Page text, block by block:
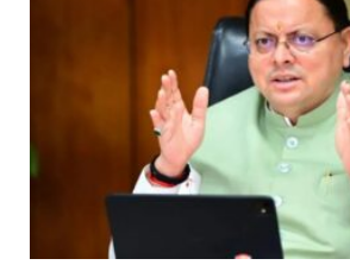
Khelo India Tribes
CM Yogi Review
छत्तीसगढ़ को मिला खेलो
Shikayat Se
CM Pushkar Singh